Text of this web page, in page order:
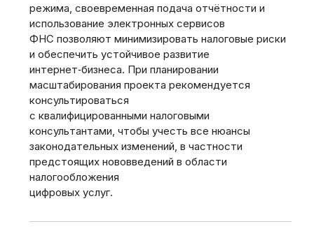
режима, своевременная подача отчётности и
использование электронных сервисов
ФНС позволяют минимизировать налоговые риски
и обеспечить устойчивое развитие
интернет‑бизнеса. При планировании
масштабирования проекта рекомендуется
консультироваться
с квалифицированными налоговыми
консультантами, чтобы учесть все нюансы
законодательных изменений, в частности
предстоящих нововведений в области
налогообложения
цифровых услуг.